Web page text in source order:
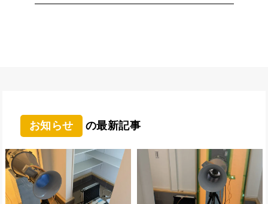
お知らせ の最新記事